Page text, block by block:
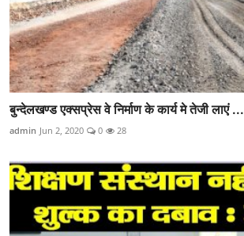
बुन्देलखण्ड एक्सप्रेस वे निर्माण के कार्य मे तेजी लाएं ...
admin Jun 2, 2020 0 28